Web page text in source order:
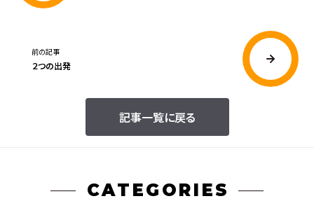
記事一覧に戻る
前の記事
２つの出発
CATEGORIES